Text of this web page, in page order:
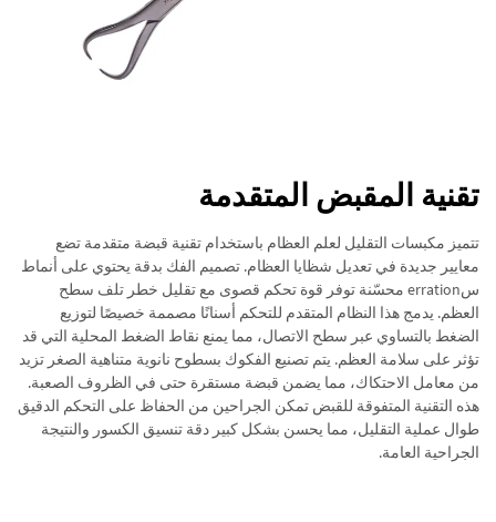
تقنية المقبض المتقدمة
تتميز مكبسات التقليل لعلم العظام باستخدام تقنية قبضة متقدمة تضع
معايير جديدة في تعديل شظايا العظام. تصميم الفك بدقة يحتوي على أنماط
سerration محسّنة توفر قوة تحكم قصوى مع تقليل خطر تلف سطح
العظم. يدمج هذا النظام المتقدم للتحكم أسنانًا مصممة خصيصًا لتوزيع
الضغط بالتساوي عبر سطح الاتصال، مما يمنع نقاط الضغط المحلية التي قد
تؤثر على سلامة العظم. يتم تصنيع الفكوك بسطوح نانوية متناهية الصغر تزيد
من معامل الاحتكاك، مما يضمن قبضة مستقرة حتى في الظروف الصعبة.
هذه التقنية المتفوقة للقبض تمكن الجراحين من الحفاظ على التحكم الدقيق
طوال عملية التقليل، مما يحسن بشكل كبير دقة تنسيق الكسور والنتيجة
الجراحية العامة.